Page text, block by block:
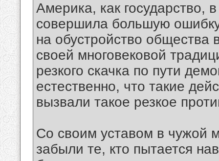
Америка, как государство,
совершила большую
на обустройство общества
своей многовековой
резкого скачка по пути
естественно, что такие
вызвали такое резкое
Со своим уставом в чужой
забыли те, кто пытается